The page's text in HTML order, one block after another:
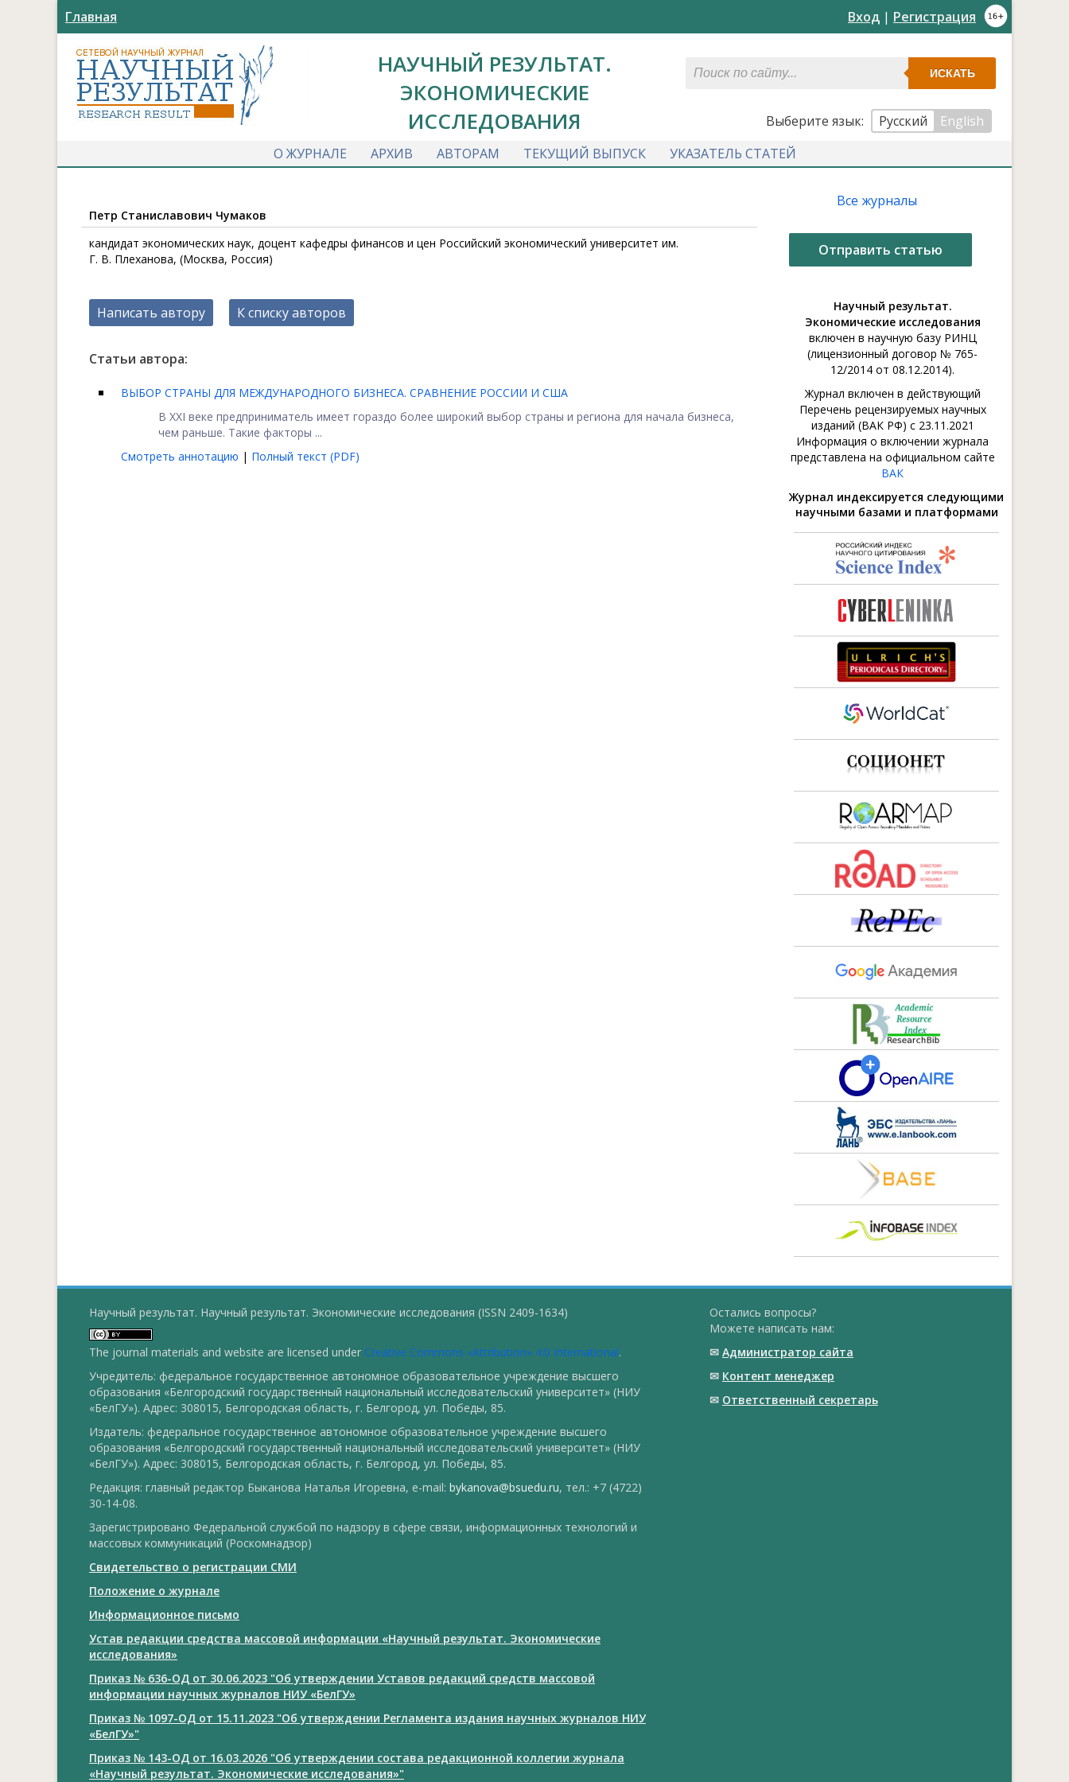
Главная Вход | Регистрация
НАУЧНЫЙ РЕЗУЛЬТАТ.
ЭКОНОМИЧЕСКИЕ
ИССЛЕДОВАНИЯ
ИСКАТЬ
Выберите язык: Русский
English
О ЖУРНАЛЕ
АРХИВ АВТОРАМ ТЕКУЩИЙ ВЫПУСК УКАЗАТЕЛЬ СТАТЕЙ
Петр Станиславович Чумаков
кандидат экономических наук, доцент кафедры финансов и цен Российский экономический университет им.
Г. В. Плеханова, (Москва, Россия)
Написать автору К списку авторов
Статьи автора:
ВЫБОР СТРАНЫ ДЛЯ МЕЖДУНАРОДНОГО БИЗНЕСА. СРАВНЕНИЕ РОССИИ И США
В XXI веке предприниматель имеет гораздо более широкий выбор страны и региона для начала бизнеса,
чем раньше. Такие факторы ...
Смотреть аннотацию | Полный текст (PDF)
Все журналы
Отправить статью
Научный результат.
Экономические исследования
включен в научную базу РИНЦ
(лицензионный договор № 765-
12/2014 от 08.12.2014).
Журнал включен в действующий
Перечень рецензируемых научных
изданий (ВАК РФ) с 23.11.2021
Информация о включении журнала
представлена на официальном сайте
ВАК
Журнал индексируется следующими
научными базами и платформами
Научный результат. Научный результат. Экономические исследования (ISSN 2409-1634)
The journal materials and website are licensed under Creative Commons «Attribution» 4.0 International.
Учредитель: федеральное государственное автономное образовательное учреждение высшего
образования «Белгородский государственный национальный исследовательский университет» (НИУ
«БелГУ»). Адрес: 308015, Белгородская область, г. Белгород, ул. Победы, 85.
Издатель: федеральное государственное автономное образовательное учреждение высшего
образования «Белгородский государственный национальный исследовательский университет» (НИУ
«БелГУ»). Адрес: 308015, Белгородская область, г. Белгород, ул. Победы, 85.
Редакция: главный редактор Быканова Наталья Игоревна, e-mail: bykanova@bsuedu.ru, тел.: +7 (4722)
30-14-08.
Зарегистрировано Федеральной службой по надзору в сфере связи, информационных технологий и
массовых коммуникаций (Роскомнадзор)
Свидетельство о регистрации СМИ
Положение о журнале
Информационное письмо
Устав редакции средства массовой информации «Научный результат. Экономические
исследования»
Приказ № 636-ОД от 30.06.2023 "Об утверждении Уставов редакций средств массовой
информации научных журналов НИУ «БелГУ»
Приказ № 1097-ОД от 15.11.2023 "Об утверждении Регламента издания научных журналов НИУ
«БелГУ»"
Приказ № 143-ОД от 16.03.2026 "Об утверждении состава редакционной коллегии журнала
«Научный результат. Экономические исследования»"
Остались вопросы?
Можете написать нам:
✉ Администратор сайта
✉ Контент менеджер
✉ Ответственный cекретарь